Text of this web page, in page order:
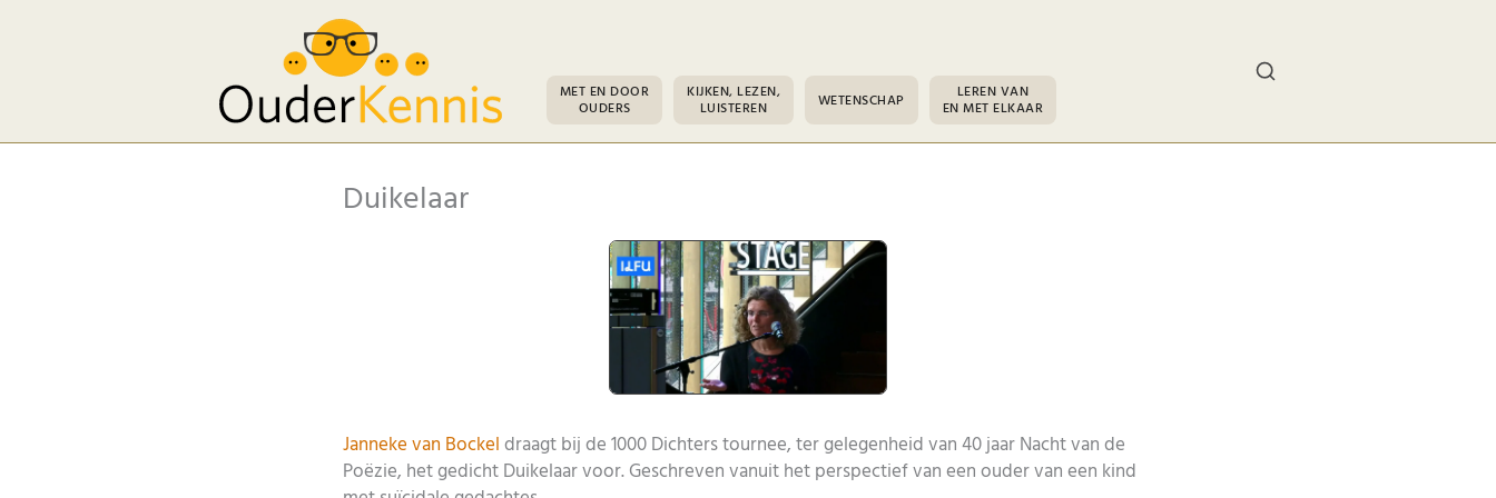
MET EN DOOR
OUDERS
KIJKEN, LEZEN,
LUISTEREN WETENSCHAP LEREN VAN
EN MET ELKAAR
Duikelaar
Janneke van Bockeldraagt bij de 1000 Dichters tournee, ter gelegenheid van 40 jaar Nacht van de
Poëzie, het gedicht Duikelaar voor. Geschreven vanuit het perspectief van een ouder van een kind